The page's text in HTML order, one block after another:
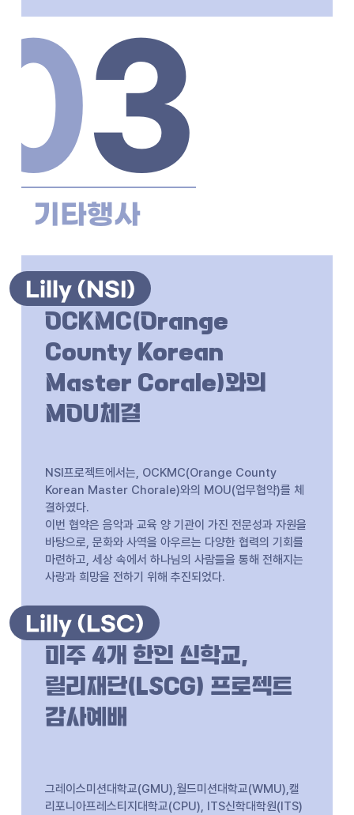
3
기타행사
Lilly (NSI)
OCKMC(Orange
County Korean
Master Corale)와의
MOU체결
NSI프로젝트에서는, OCKMC(Orange County
Korean Master Chorale)와의 MOU(업무협약)를 체
결하였다.
이번 협약은 음악과 교육 양 기관이 가진 전문성과 자원을
바탕으로, 문화와 사역을 아우르는 다양한 협력의 기회를
마련하고, 세상 속에서 하나님의 사람들을 통해 전해지는
사랑과 희망을 전하기 위해 추진되었다.
Lilly (LSC)
미주 4개 한인 신학교,
릴리재단(LSCG) 프로젝트
감사예배
그레이스미션대학교(GMU),월드미션대학교(WMU),캘
리포니아프레스티지대학교(CPU), ITS신학대학원(ITS)